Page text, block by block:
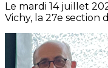
Le mardi 14 juillet
Vichy, la 27e section